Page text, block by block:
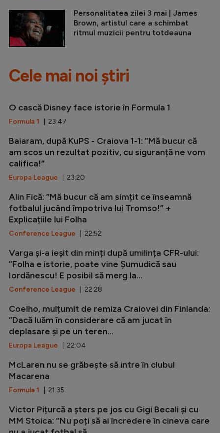
Personalitatea zilei 3 mai | James
Brown, artistul care a schimbat
ritmul muzicii pentru totdeauna
Cele mai noi știri
O cască Disney face istorie în Formula 1
Formula 1 | 23:47
Baiaram, după KuPS - Craiova 1-1: ”Mă bucur că
am scos un rezultat pozitiv, cu siguranță ne vom
califica!”
Europa League | 23:20
Alin Fică: ”Mă bucur că am simțit ce înseamnă
fotbalul jucând împotriva lui Tromso!” +
Explicațiile lui Folha
Conference League | 22:52
Varga și-a ieșit din minți după umilința CFR-ului:
”Folha e istorie, poate vine Șumudică sau
Iordănescu! E posibil să merg la...
Conference League | 22:28
Coelho, mulțumit de remiza Craiovei din Finlanda:
”Dacă luăm în considerare că am jucat în
deplasare și pe un teren...
Europa League | 22:04
McLaren nu se grăbește să intre în clubul
Macarena
Formula 1 | 21:35
Victor Pițurcă a șters pe jos cu Gigi Becali și cu
MM Stoica: ”Nu poți să ai încredere în cineva care